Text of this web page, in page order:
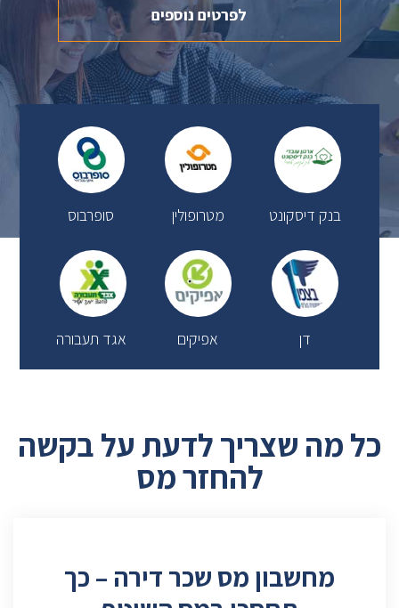
לפרטים נוספים
סופרבוס מטרופולין בנק דיסקונט
אגד תעבורה אפיקים דן
כל מה שצריך לדעת על בקשה
להחזר מס
מחשבון מס שכר דירה – כך